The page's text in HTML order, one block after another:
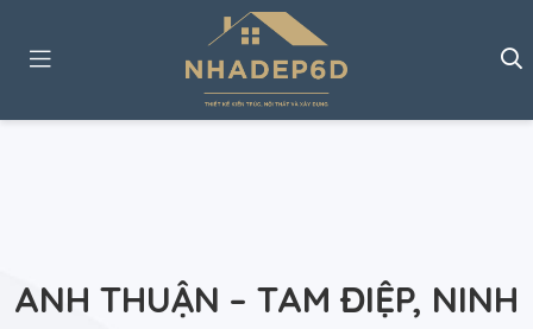
ANH THUẬN – TAM ĐIỆP, NINH